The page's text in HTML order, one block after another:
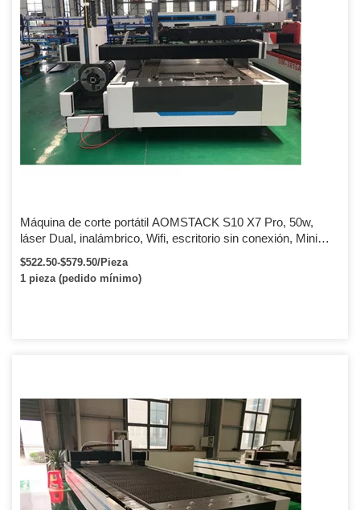
Máquina de corte portátil AOMSTACK S10 X7 Pro, 50w,
láser Dual, inalámbrico, Wifi, escritorio sin conexión, Mini
máquinas de grabado láser de Metal
$522.50-$579.50/Pieza
1 pieza (pedido mínimo)